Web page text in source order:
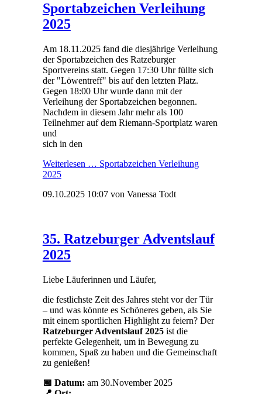
Sportabzeichen Verleihung
2025
Am 18.11.2025 fand die diesjährige Verleihung
der Sportabzeichen des Ratzeburger
Sportvereins statt. Gegen 17:30 Uhr füllte sich
der "Löwentreff" bis auf den letzten Platz.
Gegen 18:00 Uhr wurde dann mit der
Verleihung der Sportabzeichen begonnen.
Nachdem in diesem Jahr mehr als 100
Teilnehmer auf dem Riemann-Sportplatz waren
und
sich in den
Weiterlesen … Sportabzeichen Verleihung
2025
09.10.2025 10:07von Vanessa Todt
35. Ratzeburger Adventslauf
2025
Liebe Läuferinnen und Läufer,
die festlichste Zeit des Jahres steht vor der Tür
– und was könnte es Schöneres geben, als Sie
mit einem sportlichen Highlight zu feiern? Der
Ratzeburger Adventslauf 2025ist die
perfekte Gelegenheit, um in Bewegung zu
kommen, Spaß zu haben und die Gemeinschaft
zu genießen!
📅 Datum: am 30.November 2025